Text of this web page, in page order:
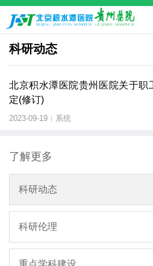
科研动态
北京积水潭医院贵州医院关于职
定(修订)
2023-09-19 | 系统
了解更多
科研动态
科研伦理
重点学科建设